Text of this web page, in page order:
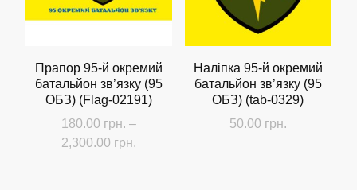
Прапор 95-й окремий
батальйон зв’язку (95
ОБЗ) (Flag-02191)
180.00 грн. –
2,300.00 грн.
Наліпка 95-й окремий
батальйон зв’язку (95
ОБЗ) (tab-0329)
50.00 грн.